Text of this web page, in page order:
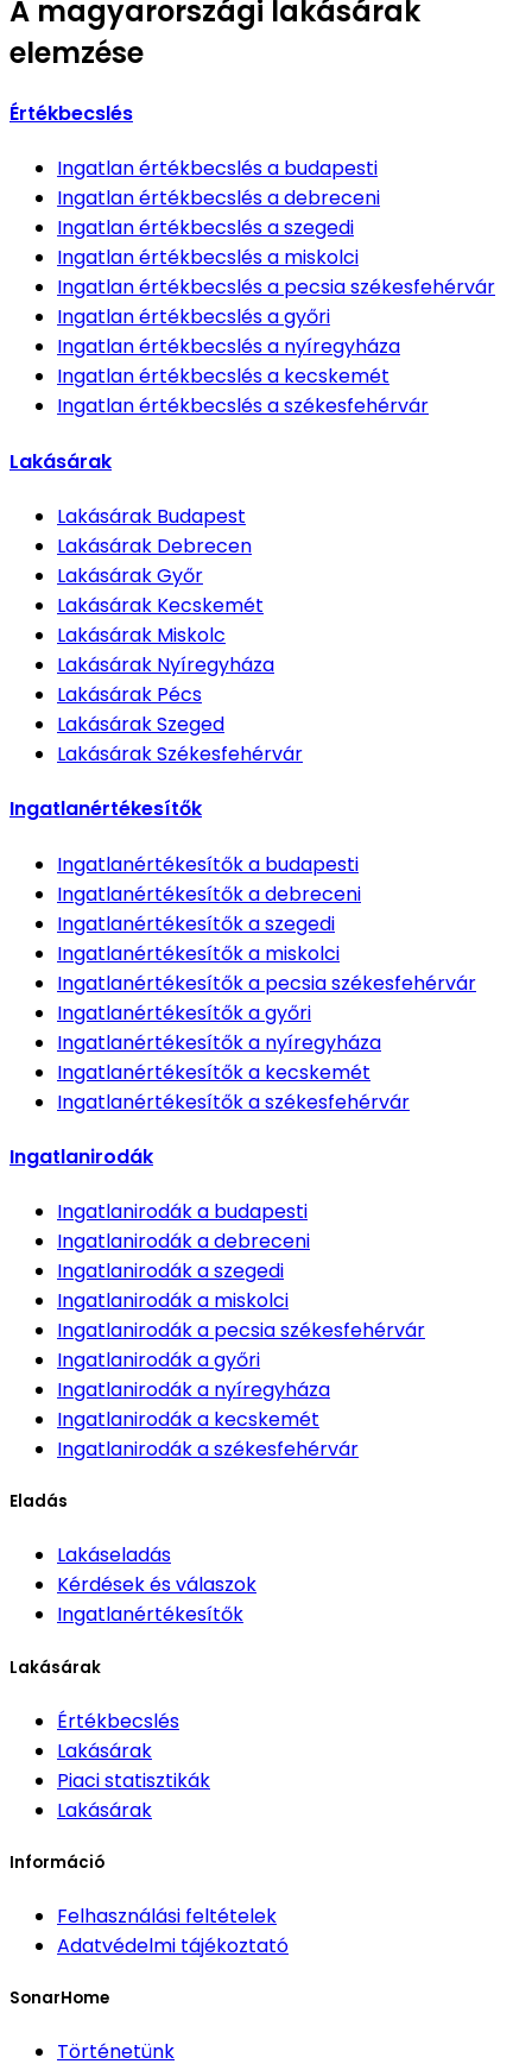
A magyarországi lakásárak
elemzése
Értékbecslés
Ingatlan értékbecslésa budapesti
Ingatlan értékbecslésa debreceni
Ingatlan értékbecslésa szegedi
Ingatlan értékbecslésa miskolci
Ingatlan értékbecslésa pecsia székesfehérvár
Ingatlan értékbecslésa győri
Ingatlan értékbecslésa nyíregyháza
Ingatlan értékbecslésa kecskemét
Ingatlan értékbecslésa székesfehérvár
Lakásárak
Lakásárak Budapest
Lakásárak Debrecen
LakásárakGyőr
Lakásárak Kecskemét
Lakásárak Miskolc
Lakásárak Nyíregyháza
Lakásárak Pécs
LakásárakSzeged
LakásárakSzékesfehérvár
Ingatlanértékesítők
Ingatlanértékesítőka budapesti
Ingatlanértékesítőka debreceni
Ingatlanértékesítőka szegedi
Ingatlanértékesítőka miskolci
Ingatlanértékesítőka pecsia székesfehérvár
Ingatlanértékesítőka győri
Ingatlanértékesítőka nyíregyháza
Ingatlanértékesítőka kecskemét
Ingatlanértékesítőka székesfehérvár
Ingatlanirodák
Ingatlanirodáka budapesti
Ingatlanirodáka debreceni
Ingatlanirodáka szegedi
Ingatlanirodáka miskolci
Ingatlanirodáka pecsia székesfehérvár
Ingatlanirodáka győri
Ingatlanirodáka nyíregyháza
Ingatlanirodáka kecskemét
Ingatlanirodáka székesfehérvár
Eladás
Lakáseladás
Kérdések és válaszok
Ingatlanértékesítők
Lakásárak
Értékbecslés
Lakásárak
Piaci statisztikák
Lakásárak
Információ
Felhasználási feltételek
Adatvédelmi tájékoztató
SonarHome
Történetünk